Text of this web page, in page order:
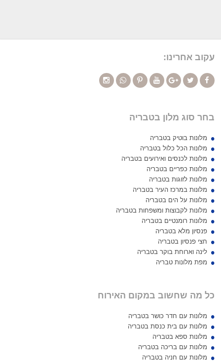
עקוב אחרינו:
בחר סוג מלון בטבריה
מלונות בוטיק בטבריה
מלונות הכל כלול בטבריה
מלונות לכנסים ואירועים בטבריה
מלונות כפריים בטבריה
מלונות לזוגות בטבריה
מלונות במרכז העיר בטבריה
מלונות על הים בטבריה
מלונות לקבוצות ומשפחות בטבריה
מלונות רומנטיים בטבריה
פנסיון מלא בטבריה
חצי פנסיון בטבריה
לינה וארוחת בוקר בטבריה
מפת מלונות טבריה
כל מה שחשוב במקום האירוח
מלונות עם חדר כושר בטבריה
מלונות עם בית כנסת בטבריה
מלונות ספא בטבריה
מלונות עם בריכה בטבריה
מלונות עם חניה בטבריה